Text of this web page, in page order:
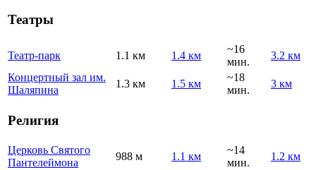
Театры
Театр-парк 1.1 км 1.4 км
~16
мин.
3.2 км
Концертный зал им.
Шаляпина
1.3 км 1.5 км
~18
мин.
3 км
Религия
Церковь Святого
Пантелеймона
988 м 1.1 км
~14
мин.
1.2 км